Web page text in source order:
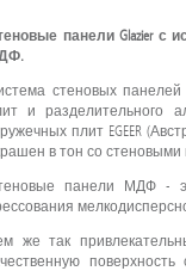
панели Glazier с
стеновых панелей
и разделительного
плит EGEER
в тон со стеновыми
панели МДФ -
же так